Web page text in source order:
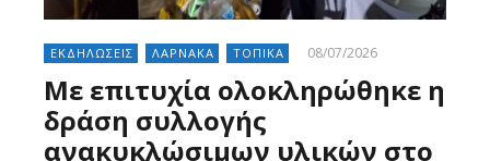
ΕΚΔΗΛΩΣΕΙΣ ΛΑΡΝΑΚΑ ΤΟΠΙΚΑ 08/07/2026
Με επιτυχία ολοκληρώθηκε η
δράση συλλογής
ανακυκλώσιμων υλικών στο